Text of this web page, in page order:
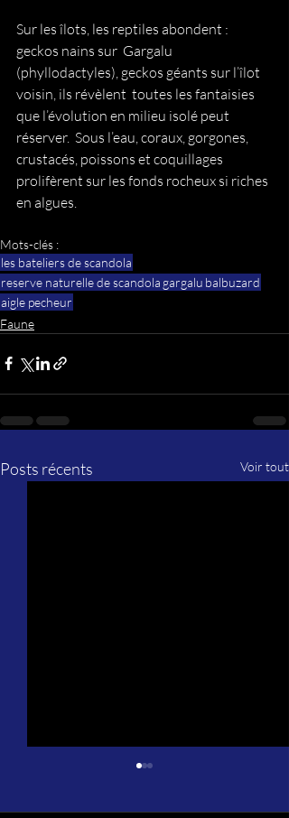
Sur les îlots, les reptiles abondent :
geckos nains sur  Gargalu
(phyllodactyles), geckos géants sur l’îlot
voisin, ils révèlent  toutes les fantaisies
que l’évolution en milieu isolé peut
réserver.  Sous l’eau, coraux, gorgones,
crustacés, poissons et coquillages
prolifèrent sur les fonds rocheux si riches
en algues.
Mots-clés :
les bateliers de scandola
reserve naturelle de scandola gargalu balbuzard
aigle pecheur
Faune
Posts récents Voir tout